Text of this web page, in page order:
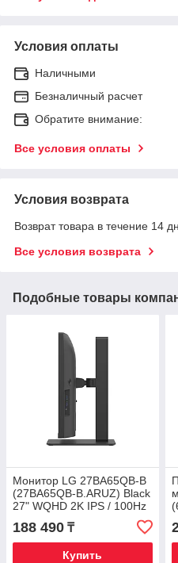
Условия оплаты
Наличными
Безналичный расчет
Обратите внимание:
Все условия оплаты
Условия возврата
Возврат товара в течение 14
Все условия возврата
Подобные товары
Монитор LG 27BA65QB-B
(27BA65QB-B.ARUZ) Black
27" WQHD 2K IPS / 100Hz
/ USB Type-C /
Встроенные динамики /
Эргономичная подставка
188 490 ₸
Купить
/
/